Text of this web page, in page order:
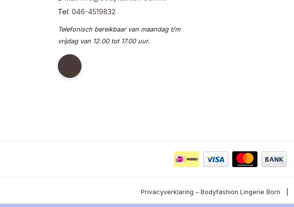
Tel: 046-4519832
Telefonisch bereikbaar van maandag t/m
vrijdag van 12.00 tot 17.00 uur.
Privacyverklaring – Bodyfashion Lingerie Born